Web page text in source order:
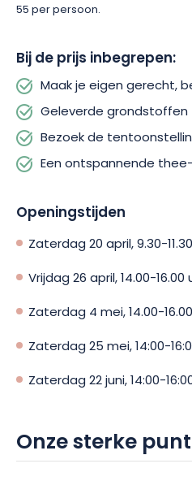
55 per persoon.
Bij de prijs inbegrepen:
Maak je eigen gerecht,
Geleverde grondstoffen
Bezoek de
Een ontspannende
Openingstijden
Zaterdag 20 april, 9.30-
Vrijdag 26 april, 14.00-16.00
Zaterdag 4 mei, 14.00-
Zaterdag 25 mei, 14:00-
Zaterdag 22 juni, 14:00-
Onze sterke